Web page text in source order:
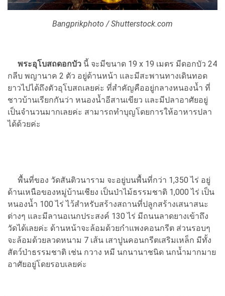
Bangprikphoto / Shutterstock.com
พระอุโบสถดอกบัว นี้ จะมีขนาด 19 x 19 เมตร มีดอกบัว 24
กลีบ พญานาค 2 ตัว อยู่ด้านหน้า และมีสะพานทางเดินทอด
ยาวไปได้ถึงตัวอุโบสถเลยค่ะ ที่สำคัญคืออยู่กลางหนองน้ำ ที่
ชาวบ้านเรียกกันว่า หนองน้ำอีสานเขียว และมีปลาอาศัยอยู่
เป็นจำนวนมากเลยค่ะ สามารถทำบุญโดยการให้อาหารปลา
ได้ด้วยค่ะ
พื้นที่ของ วัดสันติวนาราม จะอยู่บนพื้นที่กว่า 1,350 ไร่ อยู่
ด้านเหนือของหมู่บ้านเชียง เป็นป่าไม้ธรรมชาติ 1,000 ไร่ เป็น
หนองน้ำ 100 ไร่ ไว้สำหรับสร้างสถานที่ปลูกสร้างเสนาสนะ
ต่างๆ และมีลานอเนกประสงค์ 130 ไร่ มีถนนลาดยางเข้าถึง
วัดได้เลยค่ะ ด้านหน้าจะล้อมด้วยกำแพงคอนกรีต ส่วนรอบๆ
จะล้อมด้วยลวดหนาม 7 เส้น เสาปูนคอนกรีตเสริมเหล็ก มีทั้ง
สัตว์ป่าธรรมชาติ เช่น กวาง หมี นกนานาชนิด นกน้ำมากมาย
อาศัยอยู่โดยรอบเลยค่ะ